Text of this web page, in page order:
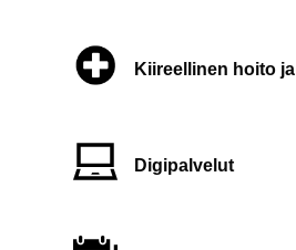
Kiireellinen hoito
Digipalvelut